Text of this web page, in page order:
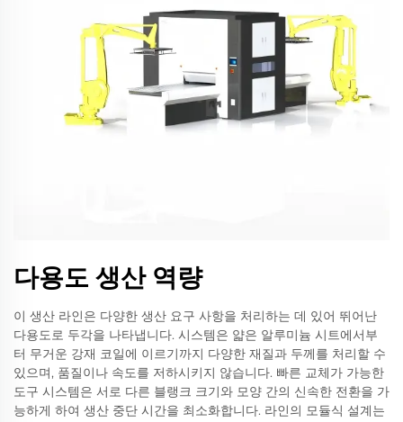
다용도 생산 역량
이 생산 라인은 다양한 생산 요구 사항을 처리하는 데 있어 뛰어난
다용도로 두각을 나타냅니다. 시스템은 얇은 알루미늄 시트에서부
터 무거운 강재 코일에 이르기까지 다양한 재질과 두께를 처리할 수
있으며, 품질이나 속도를 저하시키지 않습니다. 빠른 교체가 가능한
도구 시스템은 서로 다른 블랭크 크기와 모양 간의 신속한 전환을 가
능하게 하여 생산 중단 시간을 최소화합니다. 라인의 모듈식 설계는